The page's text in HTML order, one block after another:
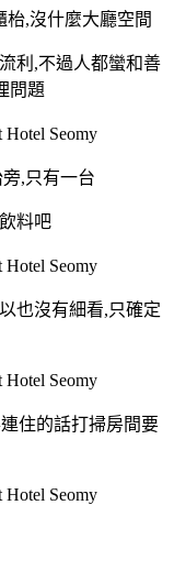
,沒什麼大廳空間
利,不過人都蠻和善
問題
,只有一台
料吧
也沒有細看,只確定
住的話打掃房間要